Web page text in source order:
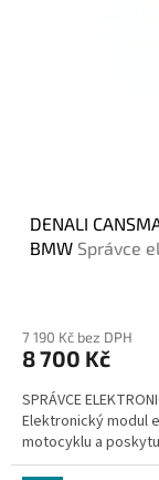
DENALI
BMW Správce
7 190 Kč bez DPH
8 700 Kč
SPRÁVCE
Elektronický modul
motocyklu a